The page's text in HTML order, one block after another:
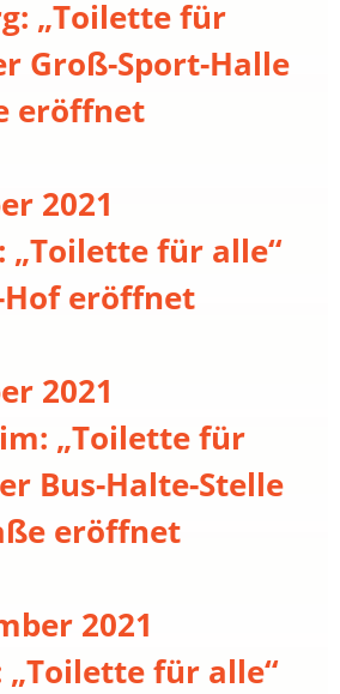
„Toilette für
Groß-Sport-Halle
eröffnet
2021
„Toilette für alle“
Hof eröffnet
2021
„Toilette für
Bus-Halte-Stelle
eröffnet
2021
für alle“